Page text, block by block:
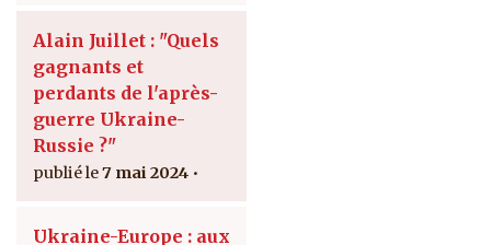
Alain Juillet : "Quels
gagnants et
perdants de l'après-
guerre Ukraine-
Russie ?"
7 mai 2024
Ukraine-Europe : aux